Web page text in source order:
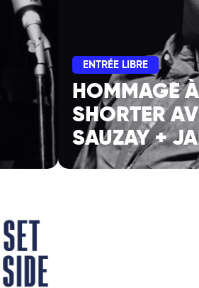
ENTRÉE LIBRE
HOMMAGE
SHORTER
SAUZAY +